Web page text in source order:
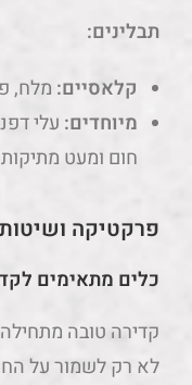
תבלינים:
קלאסיים: מלח,
מיוחדים: עלי
חום ומעט
פרקטיקה
כלים מתאימים
קדירה טובה
לא רק לשמור על